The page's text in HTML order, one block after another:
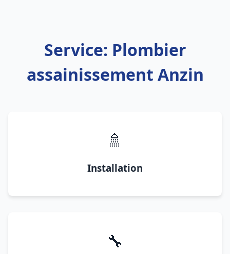
Service: Plombier
assainissement Anzin
🚿
Installation
🔧